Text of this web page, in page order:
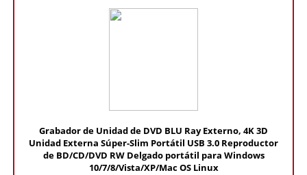
Grabador de Unidad de DVD BLU Ray Externo, 4K 3D
Unidad Externa Súper-Slim Portátil USB 3.0 Reproductor
de BD/CD/DVD RW Delgado portátil para Windows
10/7/8/Vista/XP/Mac OS Linux